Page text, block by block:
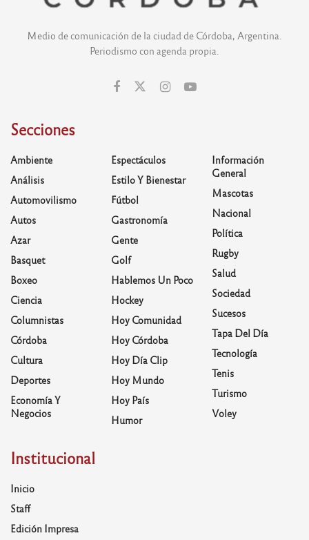
Medio de comunicación de la ciudad de Córdoba, Argentina.
Periodismo con agenda propia.
Secciones
Ambiente
Análisis
Automovilismo
Autos
Azar
Basquet
Boxeo
Ciencia
Columnistas
Córdoba
Cultura
Deportes
Economía Y
Negocios
Espectáculos
Estilo Y Bienestar
Fútbol
Gastronomía
Gente
Golf
Hablemos Un Poco
Hockey
Hoy Comunidad
Hoy Córdoba
Hoy Día Clip
Hoy Mundo
Hoy País
Humor
Información
General
Mascotas
Nacional
Política
Rugby
Salud
Sociedad
Sucesos
Tapa Del Día
Tecnología
Tenis
Turismo
Voley
Institucional
Inicio
Staff
Edición Impresa